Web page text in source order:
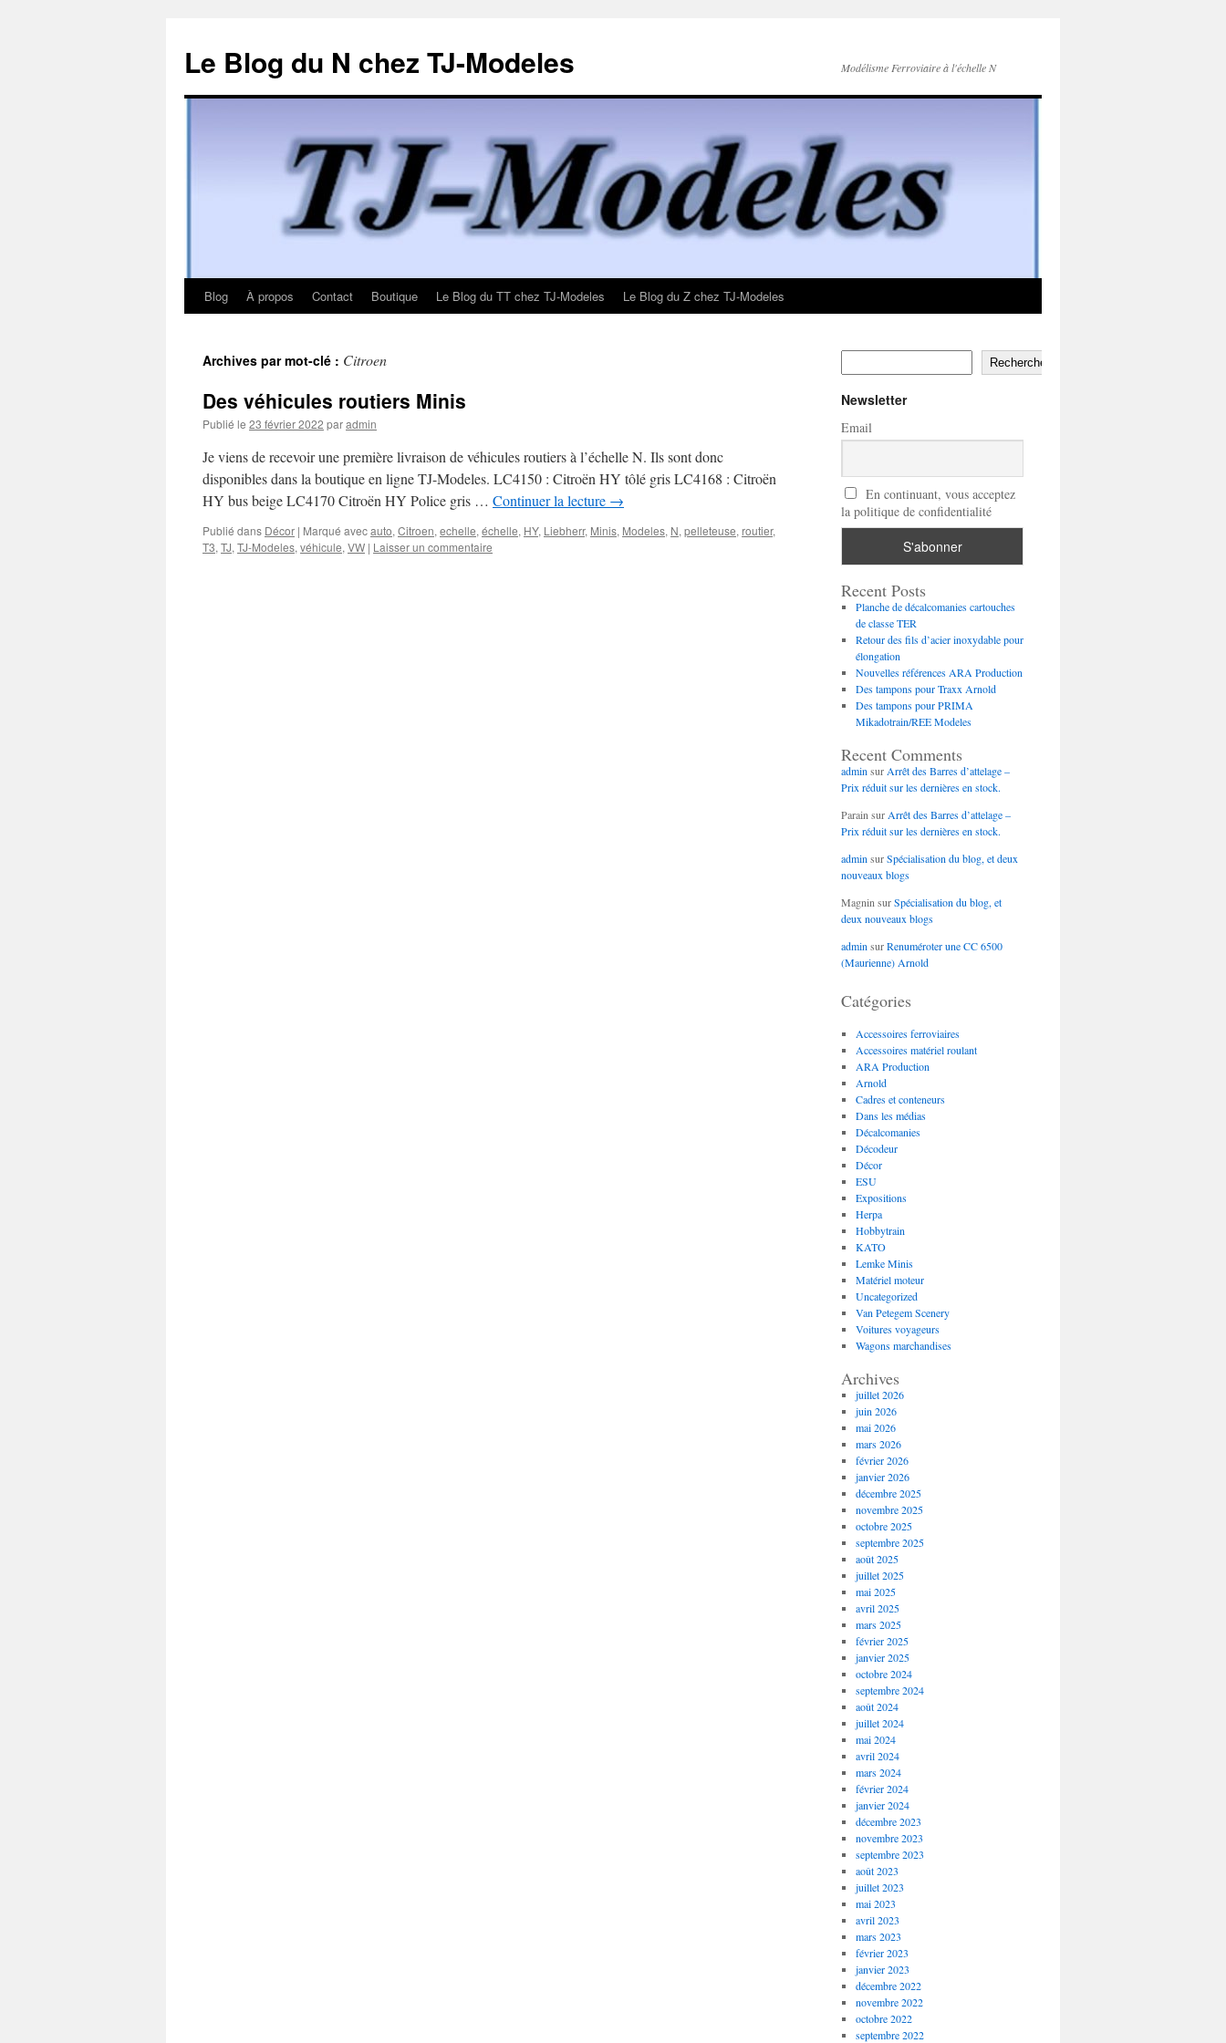
Le Blog du N chez TJ-Modeles Modélisme Ferroviaire à l'échelle N
Aller
contenu
Blog À propos Contact Boutique Le Blog du TT chez TJ-Modeles Le Blog du Z chez TJ-Modeles
Archives par mot-clé : Citroen
Des véhicules routiers Minis
Publié le 23 février 2022 paradmin
Je viens de recevoir une première livraison de véhicules routiers à l’échelle N. Ils sont donc
disponibles dans la boutique en ligne TJ-Modeles. LC4150 : Citroën HY tôlé gris LC4168 : Citroën
HY bus beige LC4170 Citroën HY Police gris … Continuer la lecture →
Publié dans Décor | Marqué avecauto, Citroen, echelle, échelle, HY, Liebherr, Minis, Modeles, N, pelleteuse, routier,
T3, TJ, TJ-Modeles, véhicule, VW | Laisser un commentaire
Rechercher
Newsletter
Email
En continuant, vous acceptez
la politique de confidentialité
Recent Posts
Planche de décalcomanies cartouches
de classe TER
Retour des fils d’acier inoxydable pour
élongation
Nouvelles références ARA Production
Des tampons pour Traxx Arnold
Des tampons pour PRIMA
Mikadotrain/REE Modeles
Recent Comments
adminsurArrêt des Barres d’attelage –
Prix réduit sur les dernières en stock.
ParainsurArrêt des Barres d’attelage –
Prix réduit sur les dernières en stock.
adminsurSpécialisation du blog, et deux
nouveaux blogs
MagninsurSpécialisation du blog, et
deux nouveaux blogs
adminsurRenuméroter une CC 6500
(Maurienne) Arnold
Catégories
Accessoires ferroviaires
Accessoires matériel roulant
ARA Production
Arnold
Cadres et conteneurs
Dans les médias
Décalcomanies
Décodeur
Décor
ESU
Expositions
Herpa
Hobbytrain
KATO
Lemke Minis
Matériel moteur
Uncategorized
Van Petegem Scenery
Voitures voyageurs
Wagons marchandises
Archives
juillet 2026
juin 2026
mai 2026
mars 2026
février 2026
janvier 2026
décembre 2025
novembre 2025
octobre 2025
septembre 2025
août 2025
juillet 2025
mai 2025
avril 2025
mars 2025
février 2025
janvier 2025
octobre 2024
septembre 2024
août 2024
juillet 2024
mai 2024
avril 2024
mars 2024
février 2024
janvier 2024
décembre 2023
novembre 2023
septembre 2023
août 2023
juillet 2023
mai 2023
avril 2023
mars 2023
février 2023
janvier 2023
décembre 2022
novembre 2022
octobre 2022
septembre 2022